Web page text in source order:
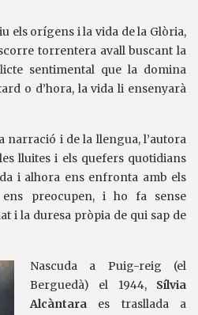
els orígens i la vida de la Glòria,
torrentera avall buscant la
sentimental que la domina
o d’hora, la vida li ensenyarà
i de la llengua, l’autora
lluites i els quefers quotidians
i alhora ens enfronta amb els
preocupen, i ho fa sense
i la duresa pròpia de qui sap de
Nascuda a Puig-reig (el
Berguedà) el 1944, Sílvia
Alcàntara es trasllada a